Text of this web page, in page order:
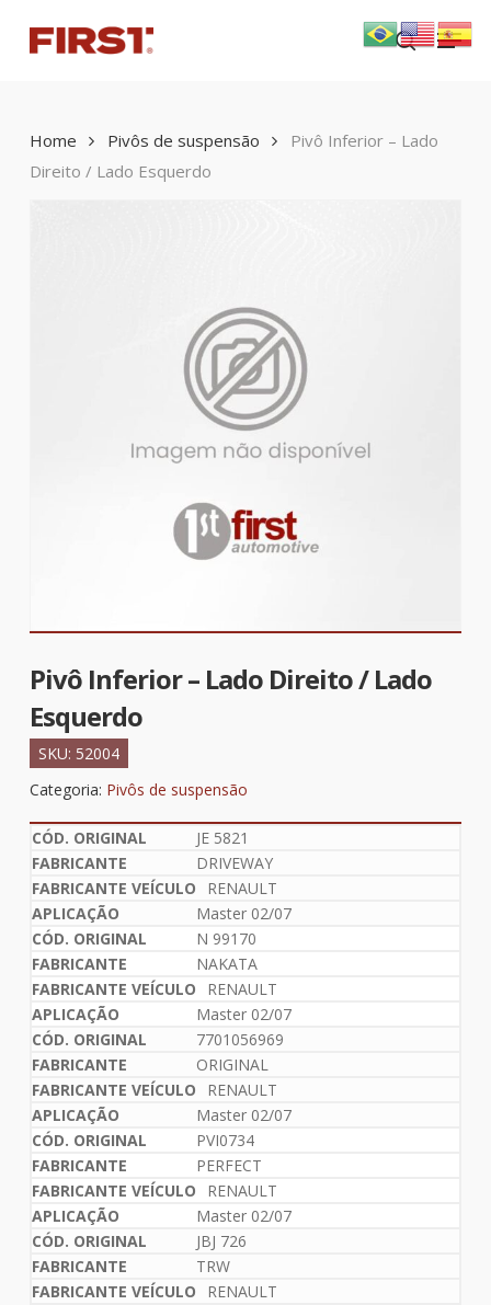
main
search
Menu
Home Pivôs de suspensão
Pivô Inferior – Lado
Direito / Lado Esquerdo
Pivô Inferior – Lado Direito / Lado
Esquerdo
SKU: 52004
Categoria: Pivôs de suspensão
JE 5821
DRIVEWAY
RENAULT
Master 02/07
N 99170
NAKATA
RENAULT
Master 02/07
7701056969
ORIGINAL
RENAULT
Master 02/07
PVI0734
PERFECT
RENAULT
Master 02/07
JBJ 726
TRW
RENAULT